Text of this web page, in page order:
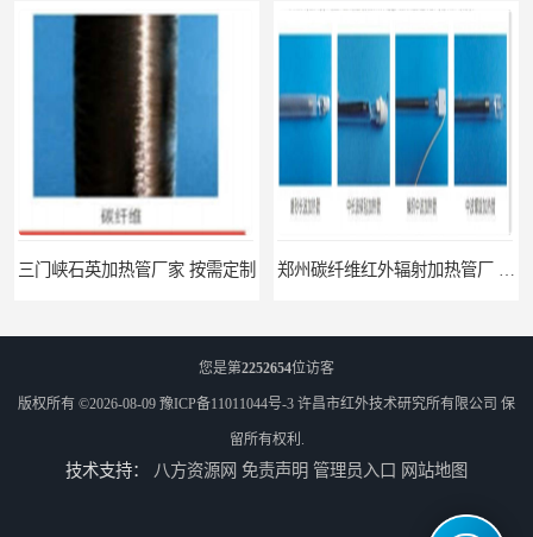
三门峡石英加热管厂家 按需定制
您是第2252654位访客
版权所有 ©2026-08-09 豫ICP备11011044号-3 许昌市红外技术研究所有限公司 保
留所有权利.
技术支持： 八方资源网 免责声明 管理员入口 网站地图